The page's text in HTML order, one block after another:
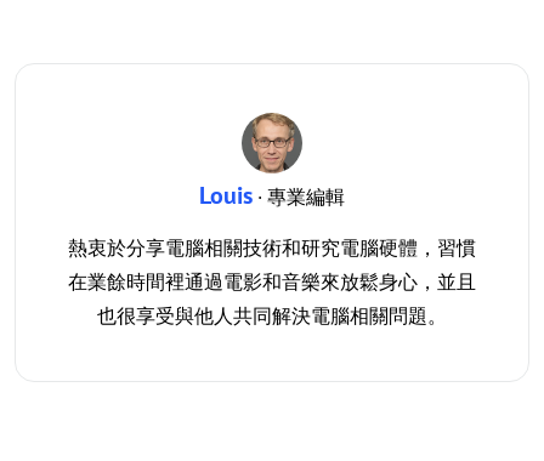
Louis · 專業編輯
熱衷於分享電腦相關技術和研究電腦硬體，習慣
在業餘時間裡通過電影和音樂來放鬆身心，並且
也很享受與他人共同解決電腦相關問題。